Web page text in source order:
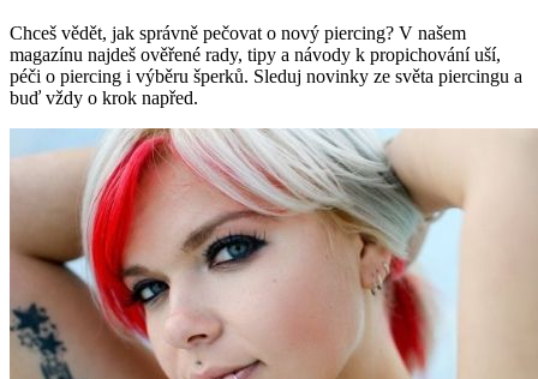
Chceš vědět, jak správně pečovat o nový piercing? V našem
magazínu najdeš ověřené rady, tipy a návody k propichování uší,
péči o piercing i výběru šperků. Sleduj novinky ze světa piercingu a
buď vždy o krok napřed.